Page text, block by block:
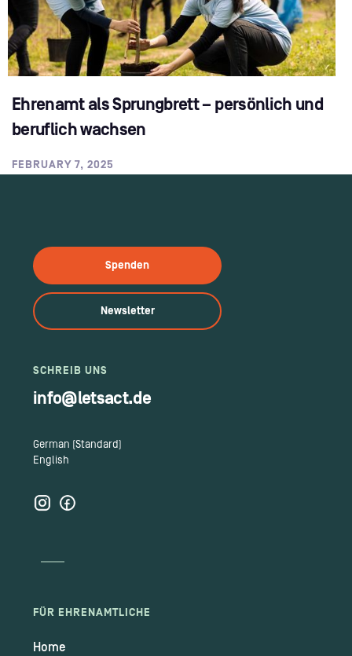
Ehrenamt als Sprungbrett – persönlich und
beruflich wachsen
FEBRUARY 7, 2025
Spenden
Newsletter
SCHREIB UNS
info@letsact.de
German (Standard)
English
FÜR EHRENAMTLICHE
Home